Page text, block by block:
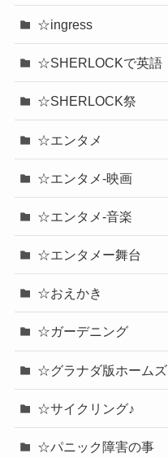
☆ingress
☆SHERLOCKで英語
☆SHERLOCK祭
☆エンタメ
☆エンタメ-映画
☆エンタメ-音楽
☆エンタメー舞台
☆おえかき
☆ガーデニング
☆グラナダ版ホームズ
☆サイクリング♪
☆パニック障害の事